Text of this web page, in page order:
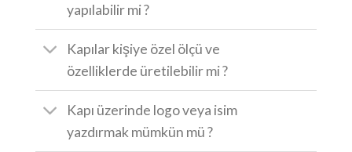
yapılabilir mi ?
Kapılar kişiye özel ölçü ve
özelliklerde üretilebilir mi ?
Kapı üzerinde logo veya isim
yazdırmak mümkün mü ?